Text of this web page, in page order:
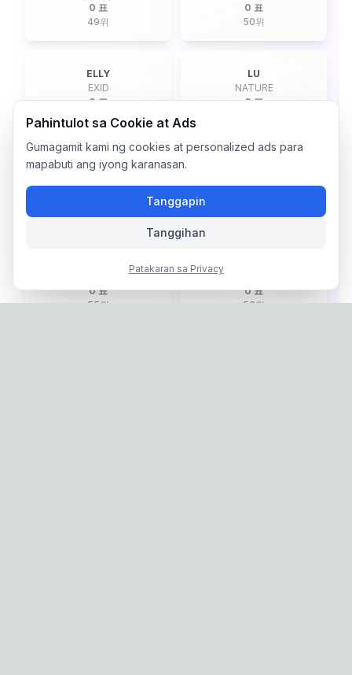
0 표
49위
0 표
50위
ELLY
EXID
0 표
LU
NATURE
0 표
COCONA
SAY MY NAME
0 표
55 위
SAY MY NAME
0 표
56 위
Pahintulot sa Cookie at Ads
Gumagamit kami ng cookies at personalized ads para
mapabuti ang iyong karanasan.
Tanggapin
Tanggihan
Patakaran sa Privacy